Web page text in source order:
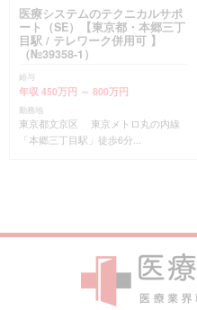
医療システムのテクニカルサポ
ート（SE）【東京都・本郷三丁
目駅 / テレワーク併用可 】
（№39358-1）
給与
年収 450万円 ～ 800万円
勤務地
東京都文京区 東京メトロ丸の内線
「本郷三丁目駅」徒歩6分...